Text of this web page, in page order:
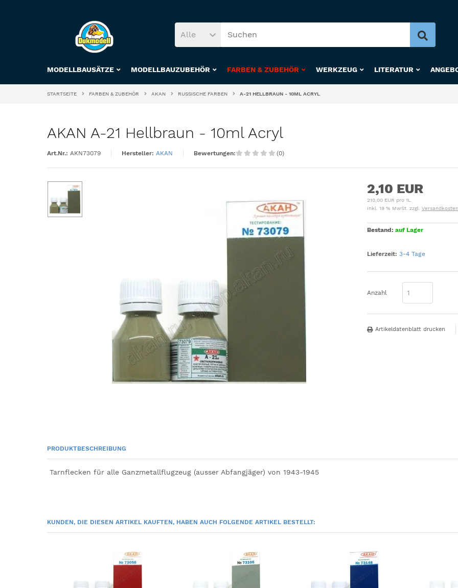
Alle
MODELLBAUSÄTZE MODELLBAUZUBEHÖR FARBEN & ZUBEHÖR WERKZEUG LITERATUR
STARTSEITE FARBEN & ZUBEHÖR AKAN RUSSISCHE FARBEN A-21 HELLBRAUN - 10ML ACRYL
AKAN A-21 Hellbraun - 10ml Acryl
Art.Nr.: AKN73079 Hersteller: AKAN Bewertungen: (0)
2,10 EUR
210,00 EUR pro 1L
inkl. 19 % MwSt. zzgl.
Bestand:auf Lager
Lieferzeit: 3-4 Tage
Anzahl
Artikeldatenblatt drucken
PRODUKTBESCHREIBUNG
Tarnflecken für alle Ganzmetallflugzeug (ausser Abfangjäger) von 1943-1945
KUNDEN, DIE DIESEN ARTIKEL KAUFTEN, HABEN AUCH FOLGENDE ARTIKEL BESTELLT: